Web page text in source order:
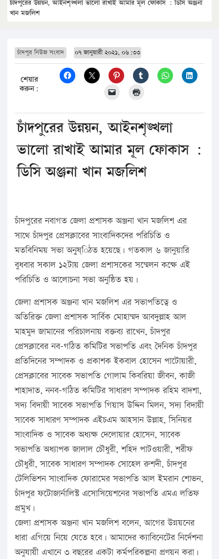
চাঁদপুরের উন্নয়ন, আইনশৃঙ্খলা ভালো রাখাই আমার মূল ফোকাস : ডিসি অঞ্জনা
খান মজলিশ
চাঁদপুর নিউজ সংবাদ ০৭ জানুয়ারী ২০২১, ০৬:৩৩
শেয়ার
করুন:
চাঁদপুরের উন্নয়ন, আইনশৃঙ্খলা
ভালো রাখাই আমার মূল ফোকাস :
ডিসি অঞ্জনা খান মজলিশ
চাঁদপুরের নবাগত জেলা প্রশাসক অঞ্জনা খান মজলিশ এর
সাথে চাঁদপুর প্রেসক্লাবের সাংবাদিকদের পরিচিতি ও
মতবিনিময় সভা অনু্ষ্িঠত হয়েছে। গতকাল ৬ জানুয়ারি
বুধবার সকাল ১২টায় জেলা প্রশাসকের সম্মেলন কক্ষে এই
পরিচিতি ও আলোচনা সভা অনুষ্ঠিত হয়।
জেলা প্রশাসক অঞ্জনা খান মজলিশ এর সভাপতিত্বে ও
অতিরিক্ত জেলা প্রশাসক সার্বিক মোহাম্মদ আবদুল্লাহ আল
মাহমুদ জামানের পরিচালনায় বক্তব্য রাখেন, চাঁদপুর
প্রেসক্লাবের নব-গঠিত কমিটির সভাপতি এবং দৈনিক চাঁদপুর
প্রতিদিনের সম্পাদক ও প্রকাশক ইকবাল হোসেন পাটোয়ারী,
প্রেসক্লাবের সাবেক সভাপতি গোলাম কিবরিয়া জীবন, কাজী
শাহাদাত, ননব-গঠিত কমিটির সাধারণ সম্পাদক রহিম বাদশা,
সদ্য বিদায়ী সাবেক সভাপতি গিয়াস উদ্দিন মিলন, সদ্য বিদায়ী
সাবেক সাধারণ সম্পাদক এইচএম আহসান উল্লাহ, সিনিয়র
সাংবাদিক ও সাবেক অধ্যক্ষ দেলোয়ার হোসেন, সাবেক
সভাপতি অধ্যাপক জালাল চৌধুরী, শহিদ পাটওয়ারী, শরীফ
চৌধুরী, সাবেক সাধারণ সম্পাদক সোহেল রুশদী, চাঁদপুর
টেলিভিশন সাংবাদিক ফোরামের সভাপতি আল ইমরান শোভন,
চাঁদপুর ফটোজার্নালিস্ট এসোসিয়েশনের সভাপতি এমএ লতিফ
প্রমুখ।
জেলা প্রশাসক অঞ্জনা খান মজলিশ বলেন, আগের উন্নয়নের
ধারা এগিয়ে নিয়ে যেতে হবে। আমাদের ক্যাবিনেটের নির্দেশনা
অনুযায়ী এখানে ৩ বছরের একটা কর্মপরিকল্পনা প্রণয়ন করা।